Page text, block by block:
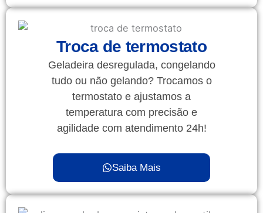
Troca de termostato
Geladeira desregulada, congelando
tudo ou não gelando? Trocamos o
termostato e ajustamos a
temperatura com precisão e
agilidade com atendimento 24h!
Saiba Mais